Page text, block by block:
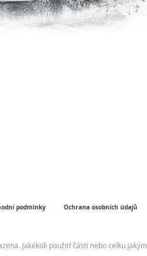
podmínky Ochrana osobních údajů
Jakékoli použití částí nebo celku